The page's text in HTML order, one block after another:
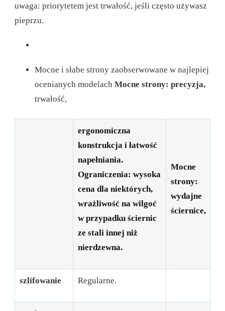
uwaga: priorytetem jest trwałość, jeśli często używasz
pieprzu.
Mocne i słabe strony zaobserwowane w najlepiej
ocenianych modelach Mocne strony: precyzja,
trwałość,
ergonomiczna
konstrukcja i łatwość
napełniania.
Ograniczenia: wysoka
cena dla niektórych,
wrażliwość na wilgoć
w przypadku ściernic
ze stali innej niż
nierdzewna.
Mocne
strony:
wydajne
ściernice,
szlifowanie Regularne.